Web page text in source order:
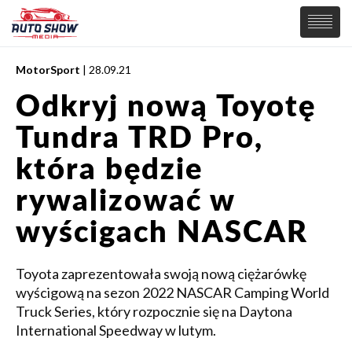
PREMIERY
SAMOCHODY
Wiadomości
Samochody Koncepcyjne
Tuning
Elektryczne
MOTORSPORT
MotorSport | 28.09.21
Odkryj nową Toyotę
Tundra TRD Pro,
która będzie
rywalizować w
wyścigach NASCAR
Toyota zaprezentowała swoją nową ciężarówkę
wyścigową na sezon 2022 NASCAR Camping World
Truck Series, który rozpocznie się na Daytona
International Speedway w lutym.